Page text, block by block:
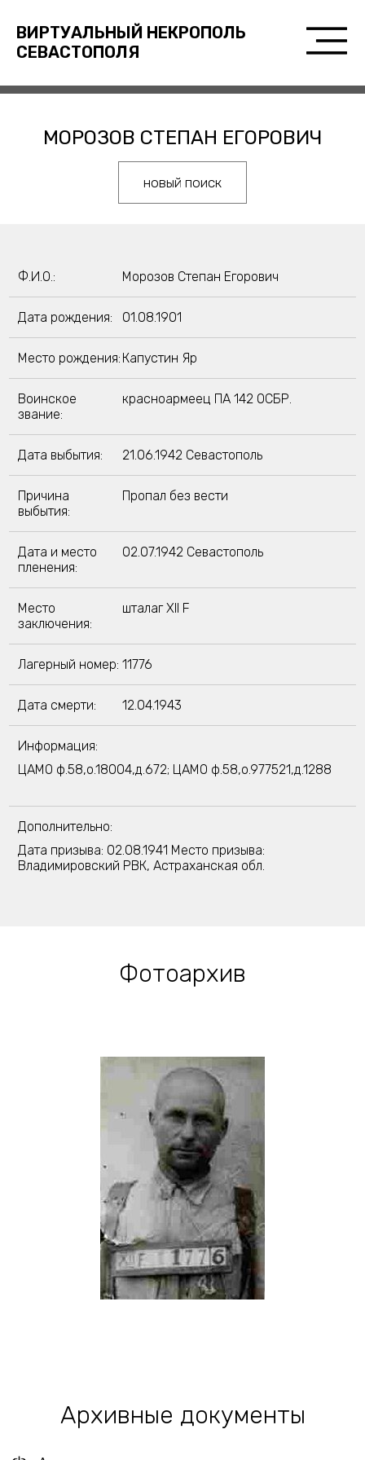
ВИРТУАЛЬНЫЙ НЕКРОПОЛЬ
СЕВАСТОПОЛЯ
МОРОЗОВ СТЕПАН ЕГОРОВИЧ
новый поиск
Ф.И.О.: Морозов Степан Егорович
Дата рождения: 01.08.1901
Место рождения: Капустин Яр
Воинское
звание:
красноармеец ПА 142 ОСБР.
Дата выбытия: 21.06.1942 Севастополь
Причина
выбытия:
Пропал без вести
Дата и место
пленения:
02.07.1942 Севастополь
Место
заключения:
шталаг XII F
Лагерный номер: 11776
Дата смерти: 12.04.1943
Информация:
ЦАМО ф.58,о.18004,д.672; ЦАМО ф.58,о.977521,д.1288
Дополнительно:
Дата призыва: 02.08.1941 Место призыва:
Владимировский РВК, Астраханская обл.
Фотоархив
Архивные документы